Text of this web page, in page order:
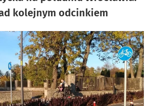
kolejnym odcinkiem